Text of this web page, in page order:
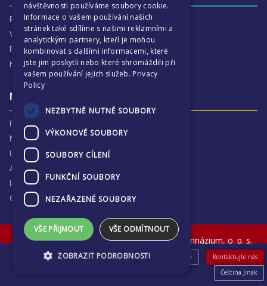
eShop Pro uchazeče Novinky & Akce
Kontaktujte nás
Čeština Jinak
Proč je ECP tak zajímavé
Výchovná péče
Program :more
Harmonogram školního
Naše výsledky a příběhy
Proč jsme hrdí na ECP
Naše výsledky
Univerzitní destinace
Absolventi
Inspekční zprávy
Ochrana osobních údajů
© The English College in Prague - Anglické gymnázium, o. p. s.
Sokolovská 320, Praha 9, Czech Republic
návštěvnosti používáme soubory cookie.
Informace o vašem používání našich
stránek také sdílíme s našimi reklamními a
analytickými partnery, kteří je mohou
kombinovat s dalšími informacemi, které
jste jim poskytli nebo které shromáždili při
vašem používání jejich služeb. Privacy
Policy
NEZBYTNĚ NUTNÉ SOUBORY
VÝKONOVÉ SOUBORY
SOUBORY CÍLENÍ
FUNKČNÍ SOUBORY
NEZAŘAZENÉ SOUBORY
VŠE PŘIJMOUT VŠE ODMÍTNOUT
ZOBRAZIT PODROBNOSTI